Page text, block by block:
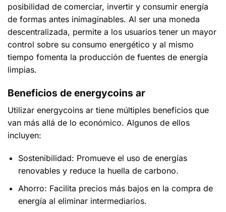
posibilidad de comerciar, invertir y consumir energía
de formas antes inimaginables. Al ser una moneda
descentralizada, permite a los usuarios tener un mayor
control sobre su consumo energético y al mismo
tiempo fomenta la producción de fuentes de energía
limpias.
Beneficios de energycoins ar
Utilizar energycoins ar tiene múltiples beneficios que
van más allá de lo económico. Algunos de ellos
incluyen:
Sostenibilidad: Promueve el uso de energías
renovables y reduce la huella de carbono.
Ahorro: Facilita precios más bajos en la compra de
energía al eliminar intermediarios.